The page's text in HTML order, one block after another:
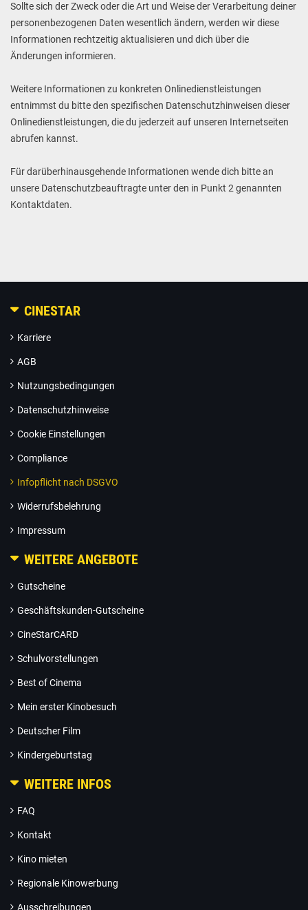
Sollte sich der Zweck oder die Art und Weise der Verarbeitung deiner
personenbezogenen Daten wesentlich ändern, werden wir diese
Informationen rechtzeitig aktualisieren und dich über die
Änderungen informieren.
Weitere Informationen zu konkreten Onlinedienstleistungen
entnimmst du bitte den spezifischen Datenschutzhinweisen dieser
Onlinedienstleistungen, die du jederzeit auf unseren Internetseiten
abrufen kannst.
Für darüberhinausgehende Informationen wende dich bitte an
unsere Datenschutzbeauftragte unter den in Punkt 2 genannten
Kontaktdaten.
CINESTAR
Karriere
AGB
Nutzungsbedingungen
Datenschutzhinweise
Cookie Einstellungen
Compliance
Infopflicht nach DSGVO
Widerrufsbelehrung
Impressum
WEITERE ANGEBOTE
Gutscheine
Geschäftskunden-Gutscheine
CineStarCARD
Schulvorstellungen
Best of Cinema
Mein erster Kinobesuch
Deutscher Film
Kindergeburtstag
WEITERE INFOS
FAQ
Kontakt
Kino mieten
Regionale Kinowerbung
Ausschreibungen